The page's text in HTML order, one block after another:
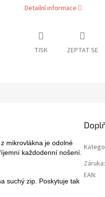
Detailní informace
TISK ZEPTAT SE
mikrovlákna je odolné
každodenní nošení.
suchý zip. Poskytuje tak
Záruka:
EAN: